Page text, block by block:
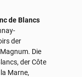
de Blancs
der
Die
der Côte
Marne,